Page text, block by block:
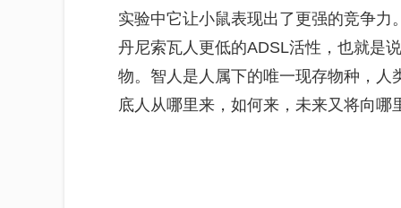
实验中它让小鼠表现出了更强的竞争
丹尼索瓦人更低的ADSL活性，也就是
物。智人是人属下的唯一现存物种，
底人从哪里来，如何来，未来又将向哪